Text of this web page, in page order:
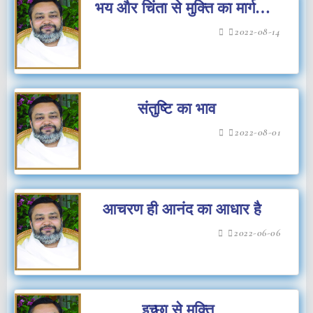
भय और चिंता से मुक्ति का मार्ग
2022-08-14
संतुष्टि का भाव
2022-08-01
आचरण ही आनंद का आधार है
2022-06-06
इच्छा से मुक्ति